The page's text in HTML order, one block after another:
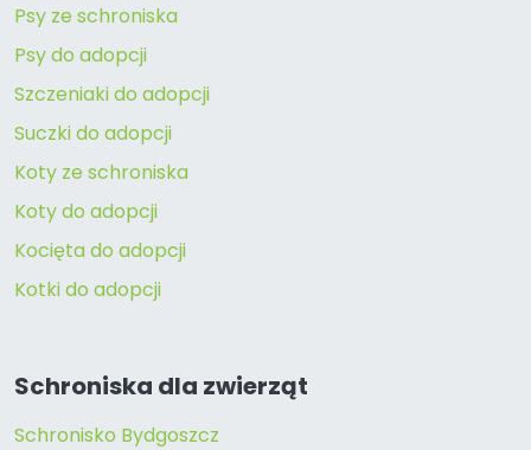
Psy ze schroniska
Psy do adopcji
Szczeniaki do adopcji
Suczki do adopcji
Koty ze schroniska
Koty do adopcji
Kocięta do adopcji
Kotki do adopcji
Schroniska dla zwierząt
Schronisko Bydgoszcz